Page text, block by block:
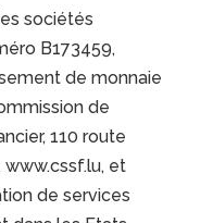
sociétés
B173459,
de monnaie
de
110 route
www.cssf.lu, et
de services